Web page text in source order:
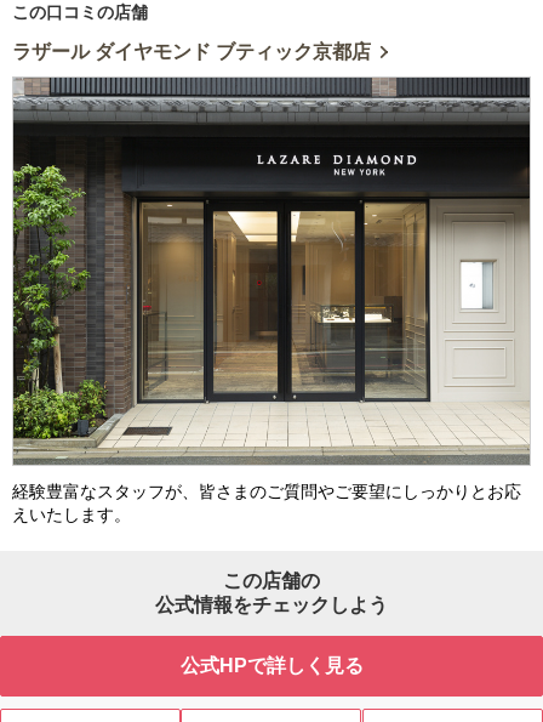
この口コミの店舗
ラザール ダイヤモンド ブティック京都店
経験豊富なスタッフが、皆さまのご質問やご要望にしっかりとお応
えいたします。
この店舗の
公式情報をチェックしよう
公式HPで詳しく見る